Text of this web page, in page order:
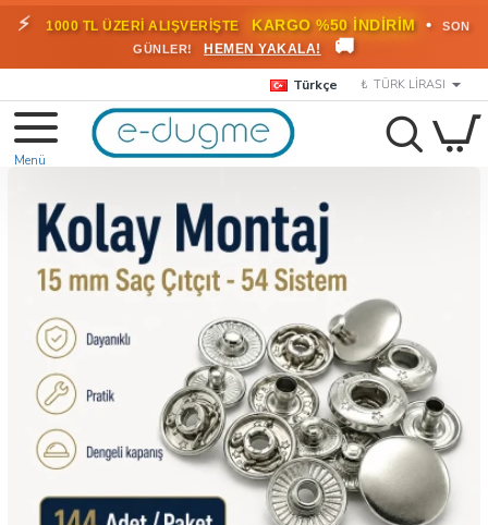
⚡ 1000 TL ÜZERİ ALIŞVERİŞTE KARGO %50 İNDİRİM •
SON
GÜNLER!
HEMEN YAKALA! 🚚
Türkçe ₺ TÜRK LIRASI